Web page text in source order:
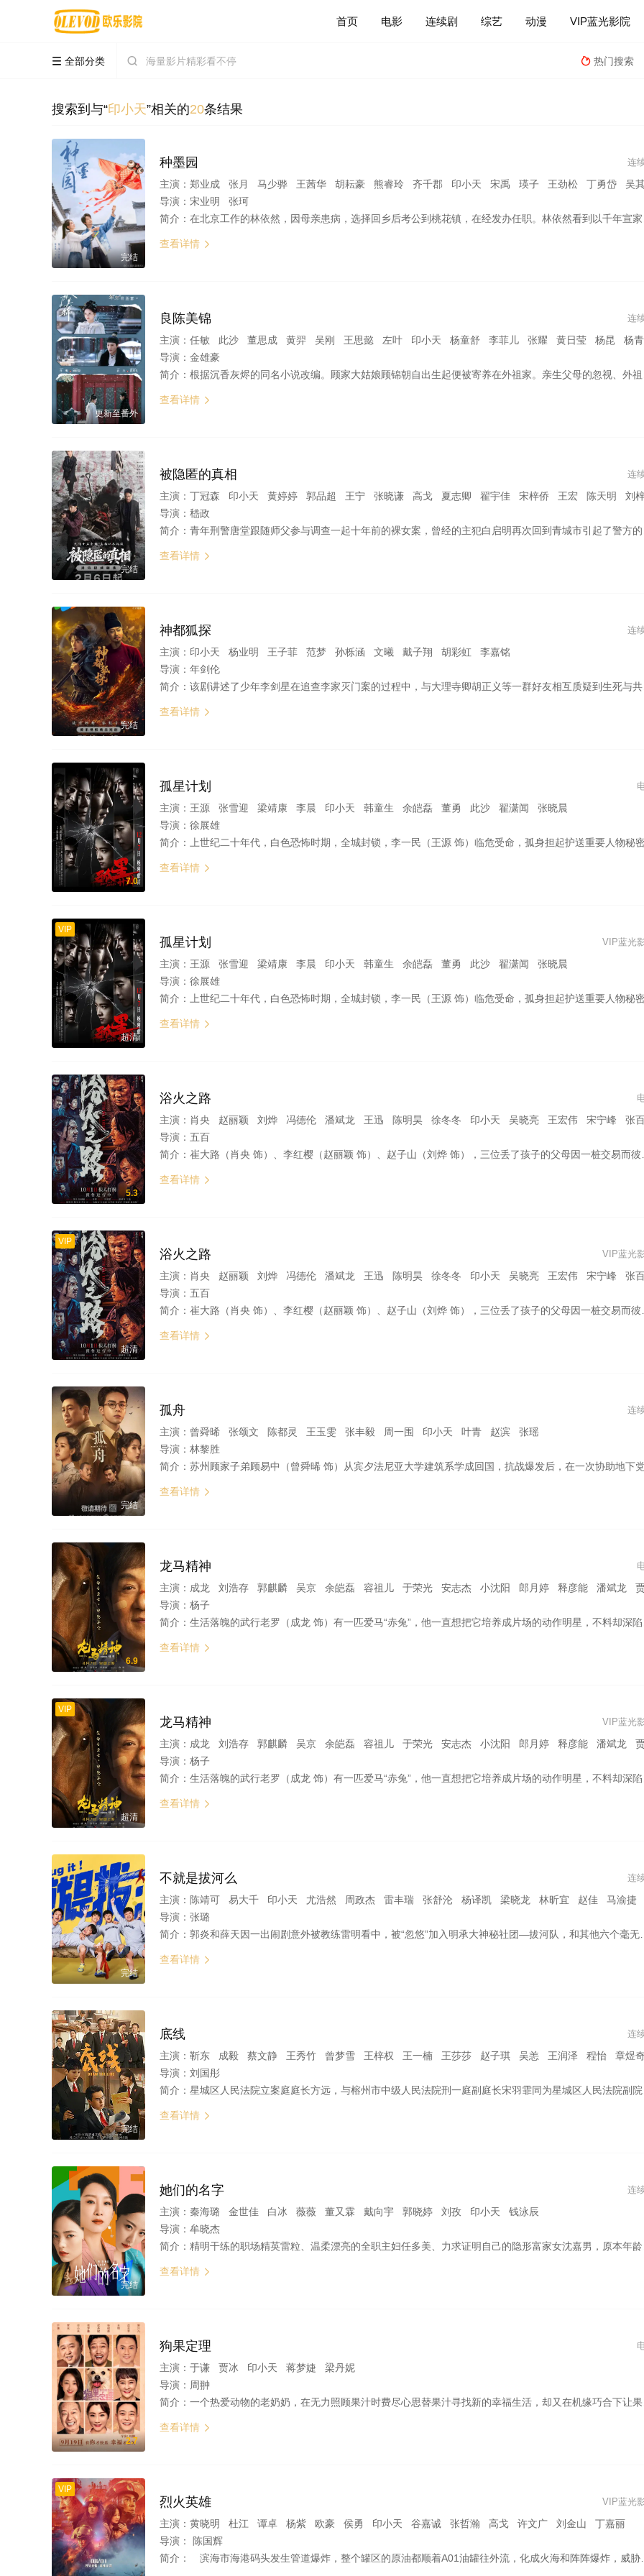
首页 电影 连续剧 综艺 动漫 VIP蓝光影院
 全部分类   热门搜索
搜索到与“印小天”相关的20条结果
完结
连
种墨园
主演： 郑业成 张月 马少骅 王茜华 胡耘豪 熊睿玲 齐千郡 印小天 宋禹 瑛子 王劲松 丁勇岱 吴其江 吴京
导演： 宋业明 张珂
简介： 在北京工作的林依然，因母亲患病，选择回乡后考公到桃花镇，在经发办任职。林依然看到以千年宣家为代表的传统宣纸产业艰难求存，为了拯救传统宣纸产业，她通过开发宣纸笔记本业务、去北京拉宣纸壁纸订单、操办文房四宝文化节等，努力帮助桃花镇宣纸产业走出经营困境，也完成了她对这方水土从陌生到了解、从责任再到热爱的成长历程。她也逐渐发现，一直钻研宣纸文创，看起来不务正业的宣纸匠人宣楌，其实和她一样，一直在为宣纸产业摸索一条新的可持续发展之路。于是林依然携手宣楌在宣纸文创的大道上拼搏奋斗，终于迎来了成功。
查看详情 
更新至番外
连
良陈美锦
主演： 任敏 此沙 董思成 黄羿 吴刚 王思懿 左叶 印小天 杨童舒 李菲儿 张耀 黄日莹 杨昆 杨青 丁嘉丽 李媛 黄龄 钱波 郑家彬
导演： 金雄豪
简介： 根据沉香灰烬的同名小说改编。顾家大姑娘顾锦朝自出生起便被寄养在外祖家。亲生父母的忽视、外祖母的宠爱，让顾锦朝开启了自己肆无忌惮的人生。回到顾家后，顾锦朝始终亮着利爪，应对各种人与事，与一般闺阁女子颇为不同。顾锦朝蓬勃的生命力直击内阁权臣陈三爷的心，也深深吸引着世子爷叶限、端方君子陈玄青。面对婚嫁问题，顾锦朝有自己的婚恋观。在她逐渐看清了自己内心之后，她坚定地选择了那个尊重她本性，容许她做自己的陈三爷。俩人婚后，她也逐渐成长为合格的重臣夫人，辅佐陈三爷一步步登上首辅之位，与陈三爷携手，将利国利民的一系列政策推行天下，解百姓之苦，成就太平盛世。
查看详情 
完结
连
被隐匿的真相
主演： 丁冠森 印小天 黄婷婷 郭品超 王宁 张晓谦 高戈 夏志卿 翟宇佳 宋梓侨 王宏 陈天明 刘梓涵 詹妮 苏茂
导演： 嵇政
简介： 青年刑警唐堂跟随师父参与调查一起十年前的裸女案，曾经的主犯白启明再次回到青城市引起了警方的高度重视。在对其布控调查的期间内，发现其牵连出更多的犯罪团伙。在网络平台借以“爱心收留流浪狗”为名的八公狗舍，实际上一直在诓骗民众，以此获取不法利益，同时还和白启明的犯罪行为有着极深的联系；在城内造成重大恶劣影响的偷狗二人组接连不断地引起事端，误食有毒食品的老人小孩激化社会矛盾，而他们背后似乎与“老白”还有着千丝万缕的关联；本地颇具盛名的鸿运餐厅老板失手杀人；以及那莫名消失的流浪汉……...在这种种谜团的背后，年轻正义的唐堂逐渐解开了真相，可这时，青梅竹马却遭到绑架，其背后的始作俑者竟是她......
查看详情 
完结
连
神都狐探
主演： 印小天 杨业明 王子菲 范梦 孙栎涵 文曦 戴子翔 胡彩虹 李嘉铭
导演： 年剑伦
简介： 该剧讲述了少年李剑星在追查李家灭门案的过程中，与大理寺卿胡正义等一群好友相互质疑到生死与共的探案的冒险之旅。
查看详情 
7.0
孤星计划
主演： 王源 张雪迎 梁靖康 李晨 印小天 韩童生 余皑磊 董勇 此沙 翟潇闻 张晓晨
导演： 徐展雄
简介：
上世纪二十年代，白色恐怖时期，全城封锁，李一民（王源 饰）临危受命，孤身担起护送重要人物秘密撤离的重任。但此时，组织遭到严重破坏，孤立无援，举步维艰。李一民决定暗中寻求帮助，他一路遇到了老师候少烈（李晨 饰）、工友章贵生（印小天 饰）、同窗丁梦华（张雪迎 饰）、许天平（梁靖康 饰）、江岳（此沙 饰）、罗世闻（翟潇闻 饰）、周文素（李嘉鑫 饰）等早已走上了不同人生道路的昔日旧友，谁值得信任同行？“孤星小队”再次集结，本以为精心布局的撤离计划，却早已笼罩在敌人的天罗地网之下，撤离时刻，迫在眉睫，把最后一颗子弹留给自己，能否博得一线生
查看详情 
VIP
超清
VIP蓝光
孤星计划
主演： 王源 张雪迎 梁靖康 李晨 印小天 韩童生 余皑磊 董勇 此沙 翟潇闻 张晓晨
导演： 徐展雄
简介：
上世纪二十年代，白色恐怖时期，全城封锁，李一民（王源 饰）临危受命，孤身担起护送重要人物秘密撤离的重任。但此时，组织遭到严重破坏，孤立无援，举步维艰。李一民决定暗中寻求帮助，他一路遇到了老师候少烈（李晨 饰）、工友章贵生（印小天 饰）、同窗丁梦华（张雪迎 饰）、许天平（梁靖康 饰）、江岳（此沙 饰）、罗世闻（翟潇闻 饰）、周文素（李嘉鑫 饰）等早已走上了不同人生道路的昔日旧友，谁值得信任同行？“孤星小队”再次集结，本以为精心布局的撤离计划，却早已笼罩在敌人的天罗地网之下，撤离时刻，迫在眉睫，把最后一颗子弹留给自己，能否博得一线生
查看详情 
5.3
浴火之路
主演： 肖央 赵丽颖 刘烨 冯德伦 潘斌龙 王迅 陈明昊 徐冬冬 印小天 吴晓亮 王宏伟 宋宁峰 张百乔 艾丽娅 林乐
导演： 五百
简介： 崔大路（肖央 饰）、李红樱（赵丽颖 饰）、赵子山（刘烨 饰），三位丢了孩子的父母因一桩交易而彼此牵连；他们眼里没魂儿，心中有恨，各怀目的，组局踏上寻子复仇之路，在蛮荒之地上演一场离奇又凶险的绝杀。
查看详情 
VIP
超清
VIP蓝光
浴火之路
主演： 肖央 赵丽颖 刘烨 冯德伦 潘斌龙 王迅 陈明昊 徐冬冬 印小天 吴晓亮 王宏伟 宋宁峰 张百乔 艾丽娅 林乐
导演： 五百
简介： 崔大路（肖央 饰）、李红樱（赵丽颖 饰）、赵子山（刘烨 饰），三位丢了孩子的父母因一桩交易而彼此牵连；他们眼里没魂儿，心中有恨，各怀目的，组局踏上寻子复仇之路，在蛮荒之地上演一场离奇又凶险的绝杀。
查看详情 
完结
连
孤舟
主演： 曾舜晞 张颂文 陈都灵 王玉雯 张丰毅 周一围 印小天 叶青 赵滨 张瑶
导演： 林黎胜
简介： 苏州顾家子弟顾易中（曾舜晞 饰）从宾夕法尼亚大学建筑系学成回国，抗战爆发后，在一次协助地下党女友的营救行动失败后，苏州地下组织联络点也全部暴露。顾易中因日伪故意栽赃陷害被误认为是党内叛徒，在无法自证清白的情况下，他主动潜入日伪，几经周折后终于成为我党在苏州特工站中的一名潜伏人员。顾易中面顶着巨大压力，与苏州特工站站长周知非（张颂文 饰）和日军顾问近藤利男斗智斗勇，乘机找出了党内真正的叛徒“黑八”并将其除去。顾易中持续不断地为我党秘密搜集情报，多次救党内同志于危难之中，为我党苏州地下组织的抗日救国运动提供了巨大支持和帮助。他以坚定不移的信仰奋勇向前，在斗争中不断成
查看详情 
6.9
龙马精神
主演： 成龙 刘浩存 郭麒麟 吴京 余皑磊 容祖儿 于荣光 安志杰 小沈阳 郎月婷 释彦能 潘斌龙 贾冰 印小天 唐季礼 吕良伟 李治廷 张双利 孔琳 汪铎 陈铭 高曙光 王海祥 黄恺杰 谢鸿
导演： 杨子
简介： 生活落魄的武行老罗（成龙 饰）有一匹爱马“赤兔”，他一直想把它培养成片场的动作明星，不料却深陷官司，只能求助多年未见的女儿小宝（刘浩存 饰）和她的律师男友乃华（郭麒麟 饰）。小宝一边帮老罗打官司，一边劝说他不要带着赤兔玩命做危险动作，老罗不顾女儿反对继续偷偷训练赤兔，同时又对准女婿乃华展开了各种考验……
查看详情 
VIP
超清
VIP蓝光
龙马精神
主演： 成龙 刘浩存 郭麒麟 吴京 余皑磊 容祖儿 于荣光 安志杰 小沈阳 郎月婷 释彦能 潘斌龙 贾冰 印小天 唐季礼 吕良伟 李治廷 张双利 孔琳 汪铎 陈铭 高曙光 王海祥 黄恺杰 谢鸿
导演： 杨子
简介： 生活落魄的武行老罗（成龙 饰）有一匹爱马“赤兔”，他一直想把它培养成片场的动作明星，不料却深陷官司，只能求助多年未见的女儿小宝（刘浩存 饰）和她的律师男友乃华（郭麒麟 饰）。小宝一边帮老罗打官司，一边劝说他不要带着赤兔玩命做危险动作，老罗不顾女儿反对继续偷偷训练赤兔，同时又对准女婿乃华展开了各种考验……
查看详情 
完结
连
不就是拔河么
主演： 陈靖可 易大千 印小天 尤浩然 周政杰 雷丰瑞 张舒沦 杨译凯 梁晓龙 林昕宜 赵佳 马渝捷
导演： 张璐
简介： 郭炎和薛天因一出闹剧意外被教练雷明看中，被“忽悠”加入明承大神秘社团—拔河队，和其他六个毫无运动基础的队员从一盘散沙到聚沙成塔，勇猛冲刺全国赛，开启一场青春的逆袭之路。
查看详情 
完结
连
底线
主演： 靳东 成毅 蔡文静 王秀竹 曾梦雪 王梓权 王一楠 王莎莎 赵子琪 吴恙 王润泽 程怡 章煜奇 张志坚 王劲松 刘敏涛 刘钧 岳旸 左小青 印小天 曹骏 毕彦君 吴彦姝 翟万臣 曹磊 黄小蕾 孙强 李乃
导演： 刘国彤
简介： 星城区人民法院立案庭庭长方远，与榕州市中级人民法院刑一庭副庭长宋羽霏同为星城区人民法院副院长张伟民的徒弟，师徒三人将青春与热血都奉献给了中国的司法事业。而今，方远的徒弟兼法助周亦安也刚刚成为员额法官，曾经的师徒团，现在分散到不同的审判岗位，继续发光发热。最高法研究室的年轻女干部叶芯突然空降，让星城法院有了更多变化。这三代法院人，在一宗宗案件中，发扬着法院传帮带的优良传统，他们始终坚守着司法、道德、人性的底线。
查看详情 
完结
连
她们的名字
主演： 秦海璐 金世佳 白冰 薇薇 董又霖 戴向宇 郭晓婷 刘孜 印小天 钱泳辰
导演： 牟晓杰
简介： 精明干练的职场精英雷粒、温柔漂亮的全职主妇任多美、力求证明自己的隐形富家女沈嘉男，原本年龄不同、性格迥异，经历也并无交集，却在面临职场和生活困境的人生重要节点里成为了相识相知、相亲相爱的挚交好友。从互相揣测对方到渐渐接纳彼此，从独自面对到互相敞开心扉，从单打独斗到互相撑腰，三位勇敢、坚强，又充满智慧和力量的现代都市女性，最终齐心协力解决了彼此生活中发生的种种问题和困惑，并见证了彼此的成长与蜕变。历经千帆后，三人凭借自身的努力，不光撕掉了外界贴在女性身上的固有标签，更是勇敢开拓了实现自我的事业，如同三首曲调各异的乐章交织在一起，奏出了美妙绝伦的人生乐曲。
查看详情 
2.7
狗果定理
主演： 于谦 贾冰 印小天 蒋梦婕 梁丹妮
导演： 周翀
简介： 一个热爱动物的老奶奶，在无力照顾果汁时费尽心思替果汁寻找新的幸福生活，却又在机缘巧合下让果汁感受了不同家庭的喜怒哀乐
查看详情 
VIP
VIP蓝光
烈火英雄
主演： 黄晓明 杜江 谭卓 杨紫 欧豪 侯勇 印小天 谷嘉诚 张哲瀚 高戈 许文广 刘金山 丁嘉丽
导演：
陈国辉
简介：
滨海市海港码头发生管道爆炸，整个罐区的原油都顺着A01油罐往外流，化成火海和阵阵爆炸，威胁全市、全省，甚至邻国的安全。慌乱的市民们四处奔逃，一辆辆消防车却逆向冲进火海……